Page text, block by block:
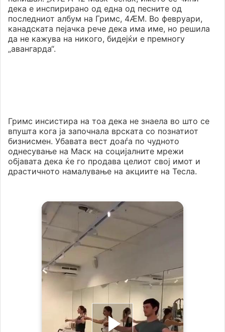
дека е инспирирано од една од песните од
последниот албум на Гримс, 4ÆM. Во февруари,
канадската пејачка рече дека има име, но решила
да не кажува на никого, бидејќи е премногу
„авангарда“.
Гримс инсистира на тоа дека не знаела во што се
впушта кога ја започнала врската со познатиот
бизнисмен. Убавата вест доаѓа по чудното
однесување на Маск на социјалните мрежи
објавата дека ќе го продава целиот свој имот и
драстичното намалување на акциите на Тесла.